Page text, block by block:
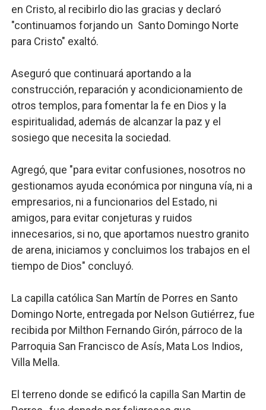
en Cristo, al recibirlo dio las gracias y declaró
"continuamos forjando un Santo Domingo Norte
para Cristo" exaltó.
Aseguró que continuará aportando a la
construcción, reparación y acondicionamiento de
otros templos, para fomentar la fe en Dios y la
espiritualidad, además de alcanzar la paz y el
sosiego que necesita la sociedad.
Agregó, que "para evitar confusiones, nosotros no
gestionamos ayuda económica por ninguna vía, ni a
empresarios, ni a funcionarios del Estado, ni
amigos, para evitar conjeturas y ruidos
innecesarios, si no, que aportamos nuestro granito
de arena, iniciamos y concluimos los trabajos en el
tiempo de Dios" concluyó.
La capilla católica San Martín de Porres en Santo
Domingo Norte, entregada por Nelson Gutiérrez, fue
recibida por Milthon Fernando Girón, párroco de la
Parroquia San Francisco de Asís, Mata Los Indios,
Villa Mella.
El terreno donde se edificó la capilla San Martin de